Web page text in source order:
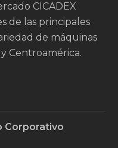
CICADEX
de las principales
de máquinas
Centroamérica.
Corporativo